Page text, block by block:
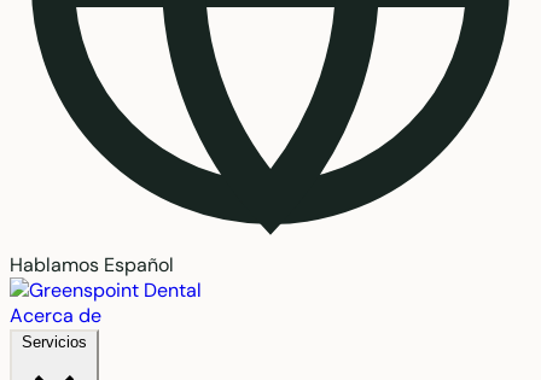
Hablamos Español
Acerca de
Servicios